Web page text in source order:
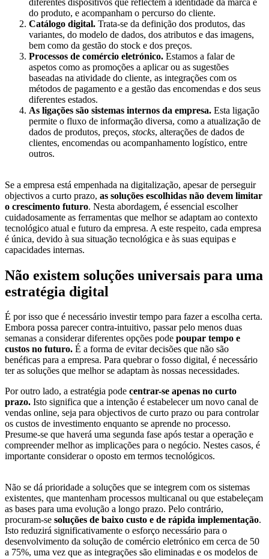
do produto, e acompanham o percurso do cliente.
Catálogo digital. Trata-se da definição dos produtos, das
variantes, do modelo de dados, dos atributos e das imagens,
bem como da gestão do stock e dos preços.
Processos de comércio eletrónico. Estamos a falar de
aspetos como as promoções a aplicar ou as sugestões
baseadas na atividade do cliente, as integrações com os
métodos de pagamento e a gestão das encomendas e dos seus
diferentes estados.
As ligações são sistemas internos da empresa. Esta ligação
permite o fluxo de informação diversa, como a atualização de
dados de produtos, preços, stocks, alterações de dados de
clientes, encomendas ou acompanhamento logístico, entre
outros.
Se a empresa está empenhada na digitalização, apesar de perseguir
objectivos a curto prazo, as soluções escolhidas não devem limitar
o crescimento futuro. Nesta abordagem, é essencial escolher
cuidadosamente as ferramentas que melhor se adaptam ao contexto
tecnológico atual e futuro da empresa. A este respeito, cada empresa
é única, devido à sua situação tecnológica e às suas equipas e
capacidades internas.
Não existem soluções universais para uma
estratégia digital
É por isso que é necessário investir tempo para fazer a escolha certa.
Embora possa parecer contra-intuitivo, passar pelo menos duas
semanas a considerar diferentes opções pode poupar tempo e
custos no futuro. É a forma de evitar decisões que não são
benéficas para a empresa. Para quebrar o fosso digital, é necessário
ter as soluções que melhor se adaptam às nossas necessidades.
Por outro lado, a estratégia pode centrar-se apenas no curto
prazo. Isto significa que a intenção é estabelecer um novo canal de
vendas online, seja para objectivos de curto prazo ou para controlar
os custos de investimento enquanto se aprende no processo.
Presume-se que haverá uma segunda fase após testar a operação e
compreender melhor as implicações para o negócio. Nestes casos, é
importante considerar o oposto em termos tecnológicos.
Não se dá prioridade a soluções que se integrem com os sistemas
existentes, que mantenham processos multicanal ou que estabeleçam
as bases para uma evolução a longo prazo. Pelo contrário,
procuram-se soluções de baixo custo e de rápida implementação.
Isto reduzirá significativamente o esforço necessário para o
desenvolvimento da solução de comércio eletrónico em cerca de 50
a 75%, uma vez que as integrações são eliminadas e os modelos de